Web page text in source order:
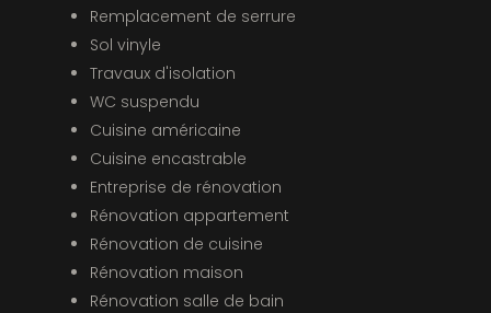
Remplacement de serrure
Sol vinyle
Travaux d'isolation
WC suspendu
Cuisine américaine
Cuisine encastrable
Entreprise de rénovation
Rénovation appartement
Rénovation de cuisine
Rénovation maison
Rénovation salle de bain